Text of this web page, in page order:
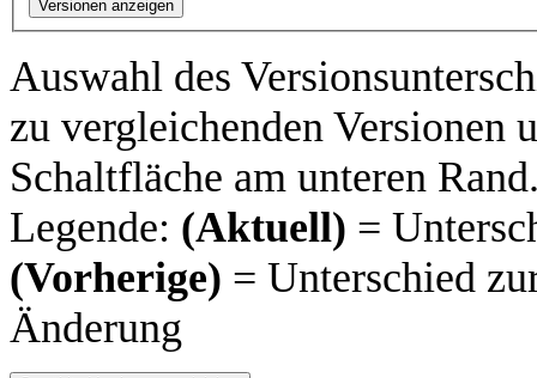
Versionen anzeigen
Auswahl des
zu vergleichenden Versionen
Schaltfläche am unteren
Legende: (Aktuell) =
(Vorherige) = Unterschied
Änderung